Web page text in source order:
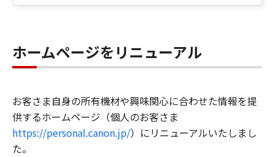
ホームページをリニューアル
お客さま自身の所有機材や興味関心に合わせた情報を提
供するホームページ（個人のお客さま
https://personal.canon.jp/）にリニューアルいたしまし
た。